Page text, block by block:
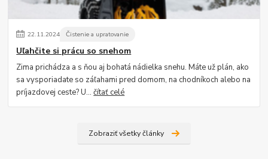
22.11.2024 Čistenie a upratovanie
Uľahčite si prácu so snehom
Zima prichádza a s ňou aj bohatá nádielka snehu. Máte už plán, ako
sa vysporiadate so záľahami pred domom, na chodníkoch alebo na
príjazdovej ceste? U...čítať celé
Zobraziť všetky články